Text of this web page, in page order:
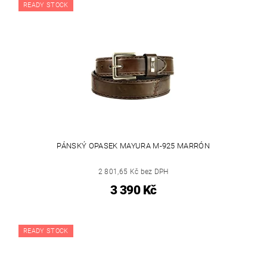
READY STOCK
PÁNSKÝ OPASEK MAYURA M-925 MARRÓN
2 801,65 Kč bez DPH
3 390 Kč
READY STOCK